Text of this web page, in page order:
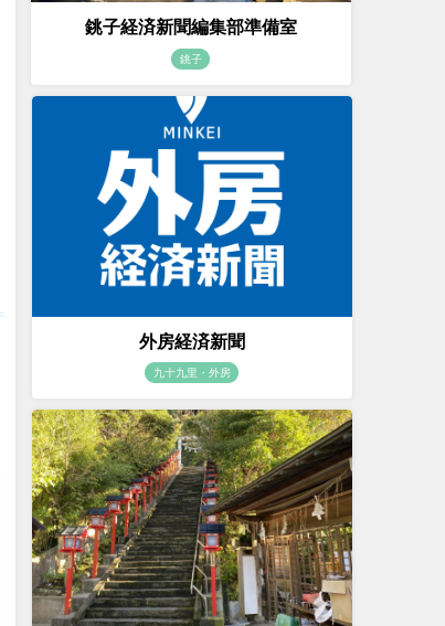
銚子経済新聞編集部準備室
銚子
外房経済新聞
九十九里・外房